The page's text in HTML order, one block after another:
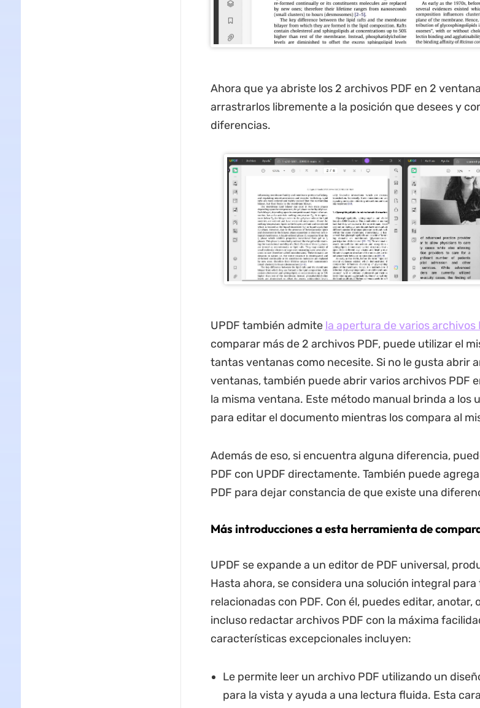
Ahora que ya abriste los 2 archivos PDF en 2
arrastrarlos libremente a la posición que desees y
diferencias.
UPDF también admite la apertura de varios archivos
comparar más de 2 archivos PDF, puede utilizar el
tantas ventanas como necesite. Si no le gusta abrir
ventanas, también puede abrir varios archivos PDF
la misma ventana. Este método manual brinda a los
para editar el documento mientras los compara al
Además de eso, si encuentra alguna diferencia,
PDF con UPDF directamente. También puede
PDF para dejar constancia de que existe una
Más introducciones a esta herramienta de
UPDF se expande a un editor de PDF universal,
Hasta ahora, se considera una solución integral
relacionadas con PDF. Con él, puedes editar, anotar,
incluso redactar archivos PDF con la máxima
características excepcionales incluyen:
Le permite leer un archivo PDF utilizando un
para la vista y ayuda a una lectura fluida. Esta